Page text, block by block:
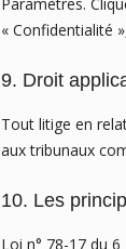
« Confidentialité
9. Droit
Tout litige en
aux tribunaux
10. Les
Loi n° 78-17 du